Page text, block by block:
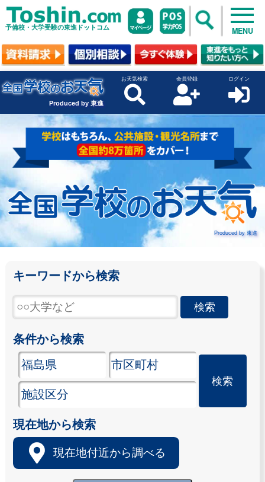
予備校・大学受験の東進ドットコム MENU
Produced by 東進
お天気検索 会員登録 ログイン
Produced by 東進
キーワードから検索
条件から検索
現在地から検索
現在地付近から調べる